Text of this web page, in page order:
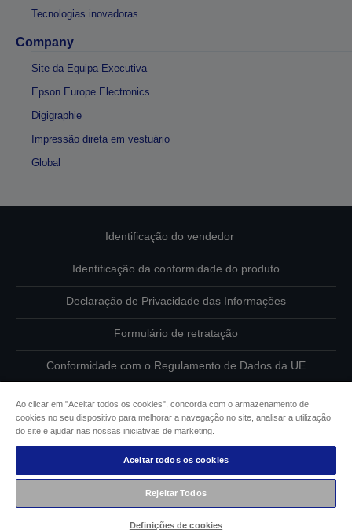
Tecnologias inovadoras
Company
Site da Equipa Executiva
Epson Europe Electronics
Digigraphie
Impressão direta em vestuário
Global
Identificação do vendedor
Identificação da conformidade do produto
Declaração de Privacidade das Informações
Formulário de retratação
Conformidade com o Regulamento de Dados da UE
Informações sobre cookies
Compromisso da Epson para com a acessibilidade
Copyright © 2026 Seiko Epson
Ao clicar em "Aceitar todos os cookies", concorda com o armazenamento de
cookies no seu dispositivo para melhorar a navegação no site, analisar a utilização
do site e ajudar nas nossas iniciativas de marketing.
Aceitar todos os cookies
Rejeitar Todos
Definições de cookies